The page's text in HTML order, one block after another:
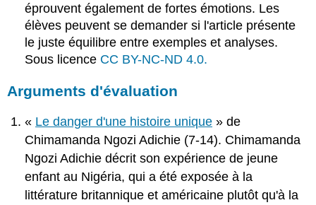
éprouvent également de fortes émotions. Les
élèves peuvent se demander si l'article présente
le juste équilibre entre exemples et analyses.
Sous licence CC BY-NC-ND 4.0.
Arguments d'évaluation
« Le danger d'une histoire unique » de
Chimamanda Ngozi Adichie (7-14). Chimamanda
Ngozi Adichie décrit son expérience de jeune
enfant au Nigéria, qui a été exposée à la
littérature britannique et américaine plutôt qu'à la